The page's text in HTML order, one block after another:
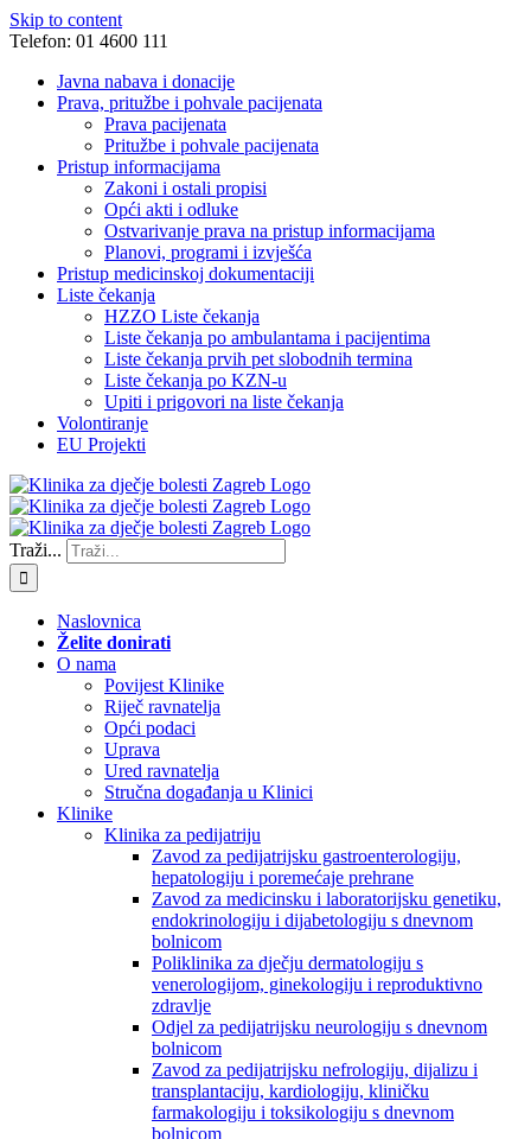
Skip to content
Telefon: 01 4600 111
Javna nabava i donacije
Prava, pritužbe i pohvale pacijenata
Prava pacijenata
Pritužbe i pohvale pacijenata
Pristup informacijama
Zakoni i ostali propisi
Opći akti i odluke
Ostvarivanje prava na pristup informacijama
Planovi, programi i izvješća
Pristup medicinskoj dokumentaciji
Liste čekanja
HZZO Liste čekanja
Liste čekanja po ambulantama i pacijentima
Liste čekanja prvih pet slobodnih termina
Liste čekanja po KZN-u
Upiti i prigovori na liste čekanja
Volontiranje
EU Projekti
Traži...
Naslovnica
Želite donirati
O nama
Povijest Klinike
Riječ ravnatelja
Opći podaci
Uprava
Ured ravnatelja
Stručna događanja u Klinici
Klinike
Klinika za pedijatriju
Zavod za pedijatrijsku gastroenterologiju,
hepatologiju i poremećaje prehrane
Zavod za medicinsku i laboratorijsku genetiku,
endokrinologiju i dijabetologiju s dnevnom
bolnicom
Poliklinika za dječju dermatologiju s
venerologijom, ginekologiju i reproduktivno
zdravlje
Odjel za pedijatrijsku neurologiju s dnevnom
bolnicom
Zavod za pedijatrijsku nefrologiju, dijalizu i
transplantaciju, kardiologiju, kliničku
farmakologiju i toksikologiju s dnevnom
bolnicom